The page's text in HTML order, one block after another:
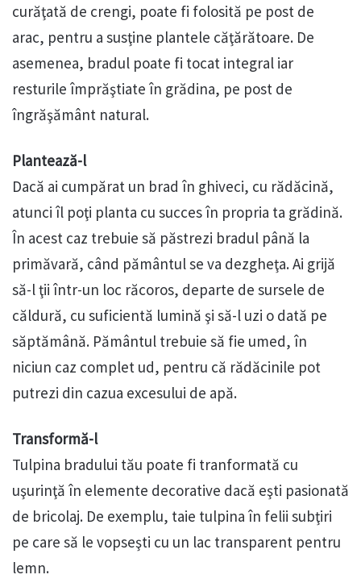
curăţată de crengi, poate fi folosită pe post de
arac, pentru a susţine plantele căţărătoare. De
asemenea, bradul poate fi tocat integral iar
resturile împrăştiate în grădina, pe post de
îngrăşământ natural.
Plantează-l
Dacă ai cumpărat un brad în ghiveci, cu rădăcină,
atunci îl poţi planta cu succes în propria ta grădină.
În acest caz trebuie să păstrezi bradul până la
primăvară, când pământul se va dezgheţa. Ai grijă
să-l ţii într-un loc răcoros, departe de sursele de
căldură, cu suficientă lumină şi să-l uzi o dată pe
săptămână. Pământul trebuie să fie umed, în
niciun caz complet ud, pentru că rădăcinile pot
putrezi din cazua excesului de apă.
Transformă-l
Tulpina bradului tău poate fi tranformată cu
uşurinţă în elemente decorative dacă eşti pasionată
de bricolaj. De exemplu, taie tulpina în felii subţiri
pe care să le vopseşti cu un lac transparent pentru
lemn.